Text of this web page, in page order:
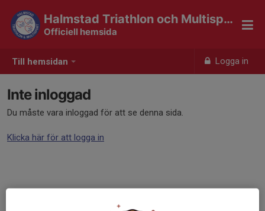
Till hemsidan Logga in
Halmstad Triathlon och Multisport
Officiell hemsida
Inte inloggad
Du måste vara inloggad för att se denna sida.
Klicka här för att logga in